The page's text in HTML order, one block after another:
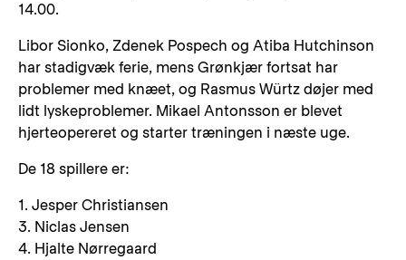
14.00.
Libor Sionko, Zdenek Pospech og Atiba Hutchinson
har stadigvæk ferie, mens Grønkjær fortsat har
problemer med knæet, og Rasmus Würtz døjer med
lidt lyskeproblemer. Mikael Antonsson er blevet
hjerteopereret og starter træningen i næste uge.
De 18 spillere er:
1. Jesper Christiansen
3. Niclas Jensen
4. Hjalte Nørregaard